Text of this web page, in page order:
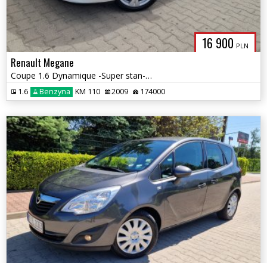
16 900 PLN
Renault Megane
Coupe 1.6 Dynamique -Super stan-Gwarancja
1.6 Benzyna KM 110 2009 174000